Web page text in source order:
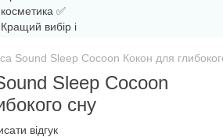
Sound Sleep Cocoon Кокон для
Sleep Cocoon
сну
відгук